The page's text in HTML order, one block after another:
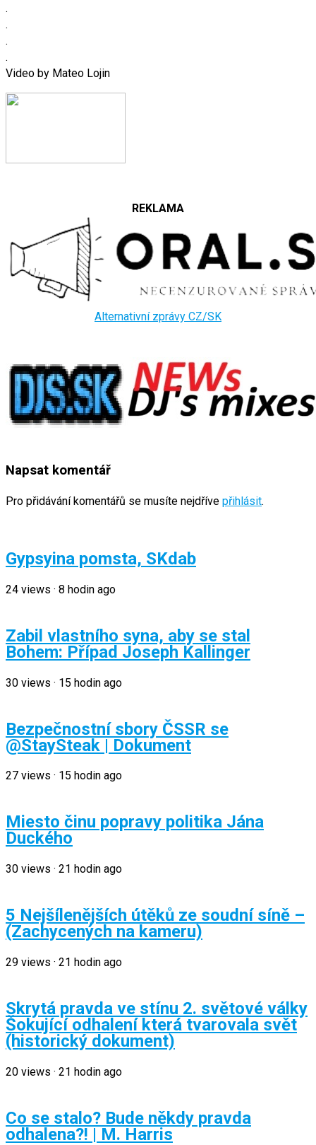
.
.
.
.
Video by Mateo Lojin
REKLAMA
Alternativní zprávy CZ/SK
Napsat komentář
Pro přidávání komentářů se musíte nejdříve přihlásit.
Gypsyina pomsta, SKdab
24 views · 8 hodin ago
Zabil vlastního syna, aby se stal
Bohem: Případ Joseph Kallinger
30 views · 15 hodin ago
Bezpečnostní sbory ČSSR se
@StaySteak | Dokument
27 views · 15 hodin ago
Miesto činu popravy politika Jána
Duckého
30 views · 21 hodin ago
5 Nejšílenějších útěků ze soudní síně –
(Zachycených na kameru)
29 views · 21 hodin ago
Skrytá pravda ve stínu 2. světové války
Šokující odhalení která tvarovala svět
(historický dokument)
20 views · 21 hodin ago
Co se stalo? Bude někdy pravda
odhalena?! | M. Harris